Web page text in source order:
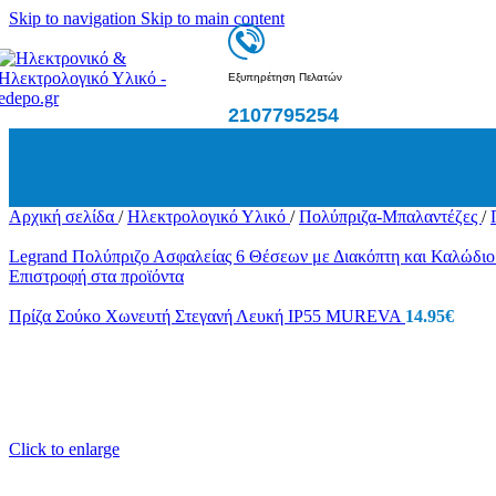
Skip to navigation Skip to main content
Εξυπηρέτηση Πελατών
2107795254
Ταινίες Μονωτικές – Συσκευασίας
Ατσαλίνες
Λαμπτήρες
Λαμπτήρες Φθορισμού
Λαμπτήρες Φθορισμού PL
Λαμπτήρες Φθορισμού – Κυκλικοί
Λαμπτήρες Χοιροστασίου
Λαμπτήρες LED
Λαμπτήρες LED B22
E14
E27
Λαμπτήρες LED G9 / G4/R7S
Λαμπτήρες LED G53 / G5.3
Αρχική σελίδα / Ηλεκτρολογικό Υλικό / Πολύπριζα-Μπαλαντέζες /
Legrand Πολύπριζο Ασφαλείας 6 Θέσεων με Διακόπτη και
Επιστροφή στα προϊόντα
Πρίζα Σούκο Xωνευτή Στεγανή Λευκή IP55 MUREVA 14.95€
Click to enlarge